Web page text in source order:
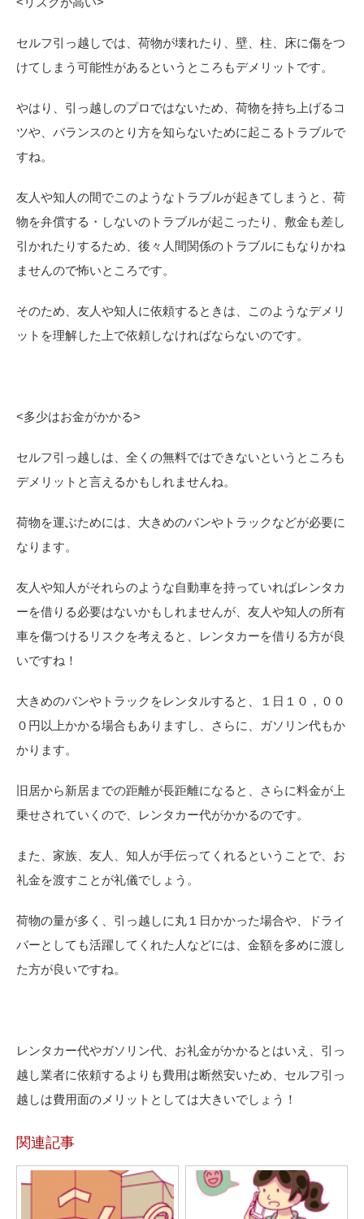
セルフ引っ越しでは、荷物が壊れたり、壁、柱、床に傷をつ
けてしまう可能性があるというところもデメリットです。
やはり、引っ越しのプロではないため、荷物を持ち上げるコ
ツや、バランスのとり方を知らないために起こるトラブルで
すね。
友人や知人の間でこのようなトラブルが起きてしまうと、荷
物を弁償する・しないのトラブルが起こったり、敷金も差し
引かれたりするため、後々人間関係のトラブルにもなりかね
ませんので怖いところです。
そのため、友人や知人に依頼するときは、このようなデメリ
ットを理解した上で依頼しなければならないのです。
<多少はお金がかかる>
セルフ引っ越しは、全くの無料ではできないというところも
デメリットと言えるかもしれませんね。
荷物を運ぶためには、大きめのバンやトラックなどが必要に
なります。
友人や知人がそれらのような自動車を持っていればレンタカ
ーを借りる必要はないかもしれませんが、友人や知人の所有
車を傷つけるリスクを考えると、レンタカーを借りる方が良
いですね！
大きめのバンやトラックをレンタルすると、１日１０，００
０円以上かかる場合もありますし、さらに、ガソリン代もか
かります。
旧居から新居までの距離が長距離になると、さらに料金が上
乗せされていくので、レンタカー代がかかるのです。
また、家族、友人、知人が手伝ってくれるということで、お
礼金を渡すことが礼儀でしょう。
荷物の量が多く、引っ越しに丸１日かかった場合や、ドライ
バーとしても活躍してくれた人などには、金額を多めに渡し
た方が良いですね。
レンタカー代やガソリン代、お礼金がかかるとはいえ、引っ
越し業者に依頼するよりも費用は断然安いため、セルフ引っ
越しは費用面のメリットとしては大きいでしょう！
関連記事